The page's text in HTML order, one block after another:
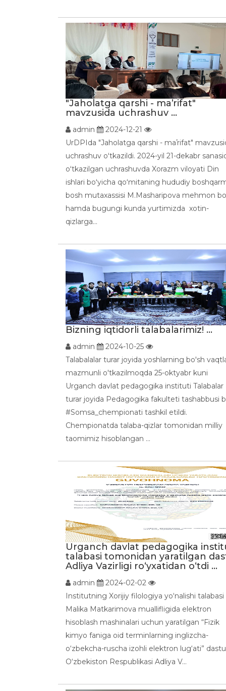
"Jaholatga qarshi - maʼrifat"
mavzusida uchrashuv ...
admin
2024-12-21
UrDPIda "Jaholatga qarshi - maʼrifat"
uchrashuv oʻtkazildi. 2024-yil 21-dekabr
oʻtkazilgan uchrashuvda Xorazm viloyati Din
ishlari boʻyicha qoʻmitaning hududiy
bosh mutaxassisi M.Masharipova mehmon
hamda bugungi kunda yurtimizda xotin-
qizlarga...
Bizning iqtidorli talabalarimiz! ...
admin
2024-10-25
Talabalalar turar joyida yoshlarning bo'sh
mazmunli o'tkazilmoqda 25-oktyabr kuni
Urganch davlat pedagogika instituti Talabalar
turar joyida Pedagogika fakulteti tashabbusi
#Somsa_chempionati tashkil etildi.
Chempionatda talaba-qizlar tomonidan milliy
taomimiz hisoblangan ...
Urganch davlat pedagogika
talabasi tomonidan yaratilgan
Adliya Vazirligi ro‘yxatidan o‘tdi ...
admin
2024-02-02
Institutning Xorijiy filologiya yo‘nalishi talabasi
Malika Matkarimova muallifligida elektron
hisoblash mashinalari uchun yaratilgan “Fizik
kimyo faniga oid terminlarning inglizcha-
o‘zbekcha-ruscha izohli elektron lug‘ati”
O‘zbekiston Respublikasi Adliya V...